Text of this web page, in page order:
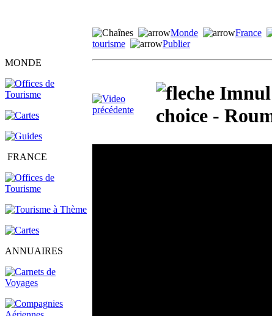
MONDE
FRANCE
ANNUAIRES
Monde France
tourisme
Publier
choice -